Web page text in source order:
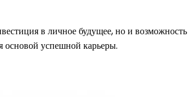
в личное будущее, но и возможность
основой успешной карьеры.